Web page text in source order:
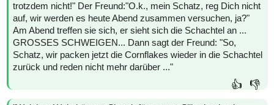
trotzdem nicht!" Der Freund:"O.k., mein Schatz, reg Dich nicht
auf, wir werden es heute Abend zusammen versuchen, ja?"
Am Abend treffen sie sich, er sieht sich die Schachtel an ...
GROSSES SCHWEIGEN... Dann sagt der Freund: "So,
Schatz, wir packen jetzt die Cornflakes wieder in die Schachtel
zurück und reden nicht mehr darüber ..."
👍 👎